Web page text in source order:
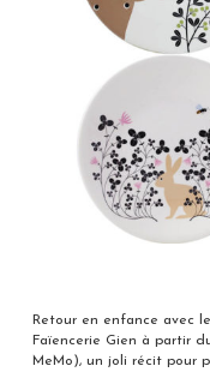
Retour en enfance avec
Faïencerie Gien à partir
MeMo), un joli récit pour